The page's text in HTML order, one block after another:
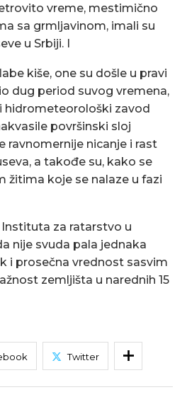
vreme, mestimično
sa grmljavinom, imali su
u Srbiji. I
kiše, one su došle u pravi
dug period suvog vremena,
hidrometeorološki zavod
površinski sloj
ravnomernije nicanje i rast
a takođe su, kako se
žitima koje se nalaze u fazi
Instituta za ratarstvo u
nije svuda pala jednaka
i prosečna vrednost sasvim
zemljišta u narednih 15
Twitter